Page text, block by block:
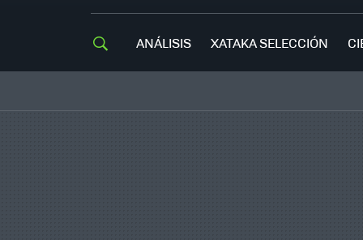
ANÁLISIS XATAKA SELECCIÓN